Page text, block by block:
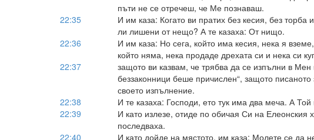
пъти не се отречеш, че Ме познаваш.
22:35
И им каза: Когато ви пратих без кесия, без торба
ли лишени от нещо? А те казаха: От нищо.
22:36
И им каза: Но сега, който има кесия, нека я
който няма, нека продаде дрехата си и нека си
22:37
защото ви казвам, че трябва да се изпълни в
беззаконници беше причислен“, защото
своето изпълнение.
22:38
И те казаха: Господи, ето тук има два меча. А
22:39
И като излезе, отиде по обичая Си на Елеонския
последваха.
22:40
И като дойде на мястото, им каза: Молете се да